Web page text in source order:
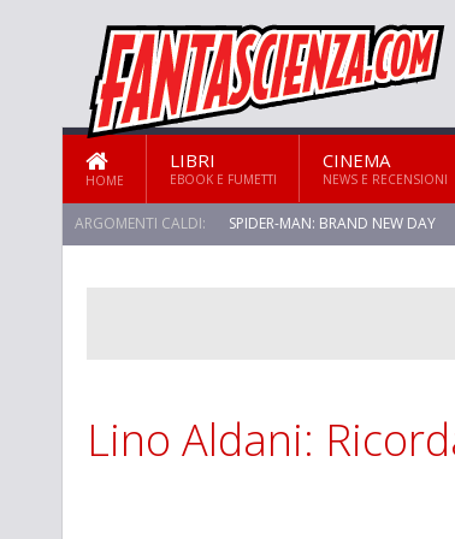
HOME
LIBRI
EBOOK E FUMETTI
CINEMA
NEWS E RECENSIONI
ARGOMENTI CALDI: SPIDER-MAN: BRAND NEW DAY
Lino Aldani: